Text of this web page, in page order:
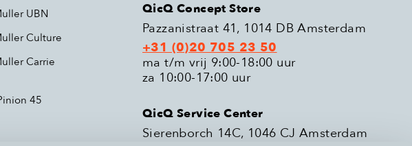
UBN
Culture
Carrie
45
QicQ Concept Store
Pazzanistraat 41, 1014 DB Amsterdam
+31 (0)20 705 23 50
ma t/m vrij 9:00-18:00 uur
za 10:00-17:00 uur
QicQ Service Center
Sierenborch 14C, 1046 CJ Amsterdam